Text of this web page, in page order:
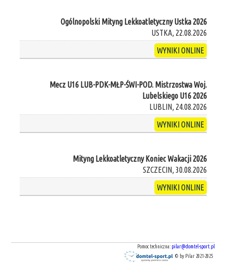
Ogólnopolski Mityng Lekkoatletyczny Ustka 2026
USTKA, 22.08.2026
WYNIKI ONLINE
Mecz U16 LUB-PDK-MŁP-ŚWI-POD. Mistrzostwa Woj.
Lubelskiego U16 2026
LUBLIN, 24.08.2026
WYNIKI ONLINE
Mityng Lekkoatletyczny Koniec Wakacji 2026
SZCZECIN, 30.08.2026
WYNIKI ONLINE
Pomoc techniczna: pilar@domtel-sport.pl
© by Pilar 2021-2025